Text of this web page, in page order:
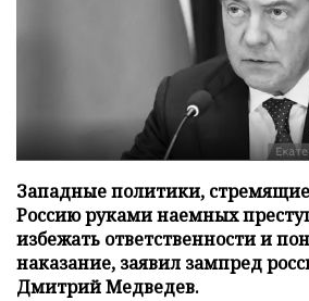
Западные политики,
Россию руками наемных
избежать ответственности и
наказание, заявил зампред
Дмитрий Медведев.